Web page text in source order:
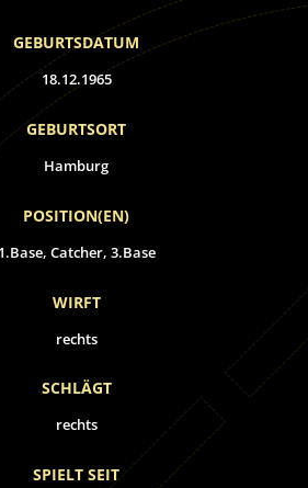
GEBURTSDATUM
18.12.1965
GEBURTSORT
Hamburg
POSITION(EN)
1.Base, Catcher, 3.Base
WIRFT
rechts
SCHLÄGT
rechts
SPIELT SEIT